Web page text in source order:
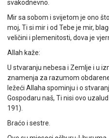
svakodnevno.
Mir sa sobom i svijetom je ono
moj, Ti si mir i od Tebe je mir,
veličini i plemenitosti, dova je
Allah kaže:
U stvaranju nebesa i Zemlje i u
znamenja za razumom
ležeći Allaha spominju i o
Gospodaru naš, Ti nisi ovo
191).
Braćo i sestre.